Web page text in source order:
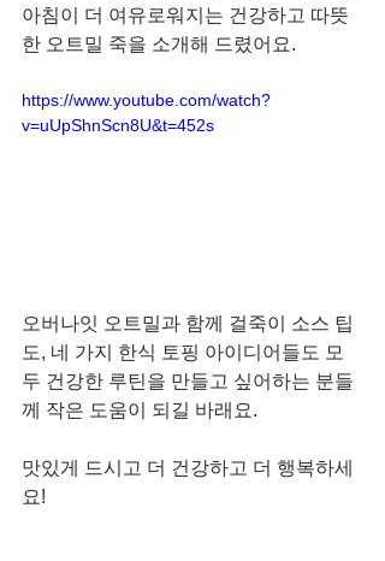
아침이 더 여유로워지는 건강하고 따뜻
한 오트밀 죽을 소개해 드렸어요.
https://www.youtube.com/watch?
v=uUpShnScn8U&t=452s
오버나잇 오트밀과 함께 걸죽이 소스 팁
도, 네 가지 한식 토핑 아이디어들도 모
두 건강한 루틴을 만들고 싶어하는 분들
께 작은 도움이 되길 바래요.
맛있게 드시고 더 건강하고 더 행복하세
요!